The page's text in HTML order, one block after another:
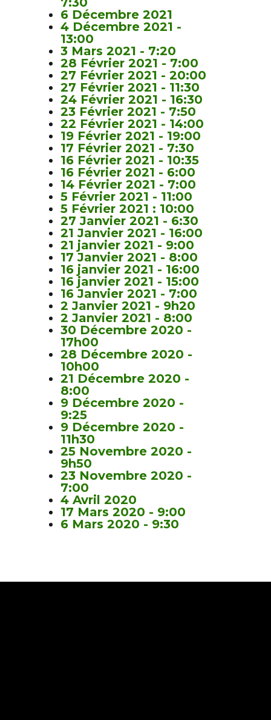
6 Décembre 2021
4 Décembre 2021 -
13:00
3 Mars 2021 - 7:20
28 Février 2021 - 7:00
27 Février 2021 - 20:00
27 Février 2021 - 11:30
24 Février 2021 - 16:30
23 Février 2021 - 7:50
22 Février 2021 - 14:00
19 Février 2021 - 19:00
17 Février 2021 - 7:30
16 Février 2021 - 10:35
16 Février 2021 - 6:00
14 Février 2021 - 7:00
5 Février 2021 - 11:00
5 Février 2021 : 10:00
27 Janvier 2021 - 6:30
21 Janvier 2021 - 16:00
21 janvier 2021 - 9:00
17 Janvier 2021 - 8:00
16 janvier 2021 - 16:00
16 janvier 2021 - 15:00
16 Janvier 2021 - 7:00
2 Janvier 2021 - 9h20
2 Janvier 2021 - 8:00
30 Décembre 2020 -
17h00
28 Décembre 2020 -
10h00
21 Décembre 2020 -
8:00
9 Décembre 2020 -
9:25
9 Décembre 2020 -
11h30
25 Novembre 2020 -
9h50
23 Novembre 2020 -
7:00
4 Avril 2020
17 Mars 2020 - 9:00
6 Mars 2020 - 9:30